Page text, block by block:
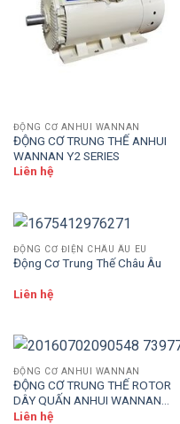
ĐỘNG CƠ ANHUI WANNAN
ĐỘNG CƠ TRUNG THẾ ANHUI
WANNAN Y2 SERIES
Liên hệ
ĐỘNG CƠ ĐIỆN CHÂU ÂU EU
Động Cơ Trung Thế Châu Âu
Liên hệ
ĐỘNG CƠ ANHUI WANNAN
ĐỘNG CƠ TRUNG THẾ ROTOR
DÂY QUẤN ANHUI WANNAN
YRKK SERIES
Liên hệ